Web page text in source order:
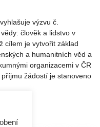
výzvu č.
člověk a lidstvo v
cílem je vytvořit základ
a humanitních věd a
organizacemi v ČR
žádostí je stanoveno